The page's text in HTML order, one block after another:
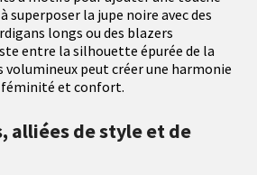
superposer la jupe noire avec des
longs ou des blazers
entre la silhouette épurée de la
volumineux peut créer une harmonie
et confort.
alliées de style et de